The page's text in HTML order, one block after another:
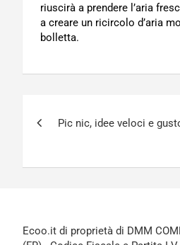
riuscirà a prendere l’aria
a creare un ricircolo d’aria
bolletta.
articoli
Pic nic, idee veloci e
Ecoo.it di proprietà di DMM